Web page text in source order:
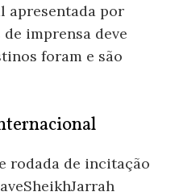
apresentada por
imprensa deve
foram e são
rodada de incitação